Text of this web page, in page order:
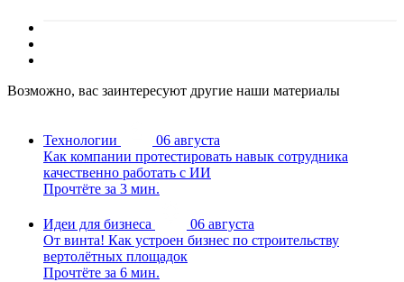
Возможно, вас заинтересуют другие наши материалы
Технологии
06 августа
Как компании протестировать навык сотрудника
качественно работать с ИИ
Прочтёте за 3 мин.
Идеи для бизнеса
06 августа
От винта! Как устроен бизнес по строительству
вертолётных площадок
Прочтёте за 6 мин.